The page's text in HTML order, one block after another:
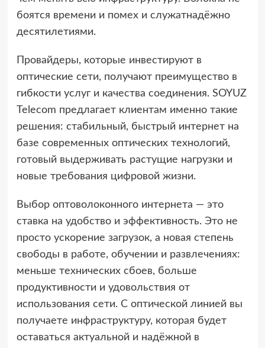
боятся времени и помех и служатнадёжно
десятилетиями.
Провайдеры, которые инвестируют в
оптические сети, получают преимущество в
гибкости услуг и качества соединения. SOYUZ
Telecom предлагает клиентам именно такие
решения: стабильный, быстрый интернет на
базе современных оптических технологий,
готовый выдерживать растущие нагрузки и
новые требования цифровой жизни.
Выбор оптоволоконного интернета — это
ставка на удобство и эффективность. Это не
просто ускорение загрузок, а новая степень
свободы в работе, обучении и развлечениях:
меньше технических сбоев, больше
продуктивности и удовольствия от
использования сети. С оптической линией вы
получаете инфраструктуру, которая будет
оставаться актуальной и надёжной в